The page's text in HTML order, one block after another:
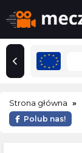
Strona główna
Polub nas!